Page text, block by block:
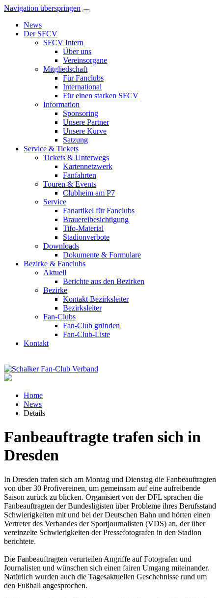
Navigation überspringen
News
Der SFCV
SFCV Intern
Über uns
Vereinsorgane
Mitgliedschaft
Für Fanclubs
International
Für einen starken SFCV
Information
Sponsoring
Unsere Partner
Unsere Kurve
Satzung
Service & Tickets
Tickets & Unterwegs
Kartennetzwerk
Fanfahrten
Touren & Events
Clubheim am P7
Service
Fanartikel für Fanclubs
Brauereibesichtigung
Tifo-Material
Stadionverbote
Downloads
Dokumente & Formulare
Bezirke & Fanclubs
Aktuell
Berichte aus den Bezirken
Bezirke
Kontakt Bezirksleiter
Bezirksleiter
Fan-Clubs
Fan-Club gründen
Fan-Club-Liste
Kontakt
Home
News
Details
Fanbeauftragte trafen sich in
Dresden
In Dresden trafen sich am Montag und Dienstag die Fanbeauftragten
von über 30 Profivereinen, um gemeinsam auf eine aufreibende
Saison zurück zu blicken. Organisiert von der DFL sprachen die
Fanbeauftragten der Bundesligisten über Probleme ihres Berufsstand
Schwierigkeiten mit und bei der Deutschen Bahn und hörten einen
Vertreter des Verbandes der Sportjournalisten (VDS) an, der über
vereinzelte Schwierigkeiten der Pressefotografen in den Stadion
berichtete.
Die Fanbeauftragten verurteilen Angriffe auf Fotografen und
Journalisten und wünschen sich einen fairen Umgang miteinander.
Natürlich wurden auch die Tagesaktuellen Geschehnisse rund um
den Fußball angesprochen.